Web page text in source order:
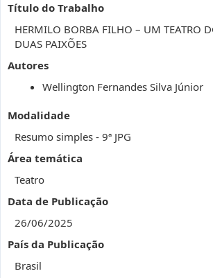
Título do Trabalho
HERMILO BORBA FILHO – UM TEATRO
DUAS PAIXÕES
Autores
Wellington Fernandes Silva Júnior
Modalidade
Resumo simples - 9ª JPG
Área temática
Teatro
Data de Publicação
26/06/2025
País da Publicação
Brasil